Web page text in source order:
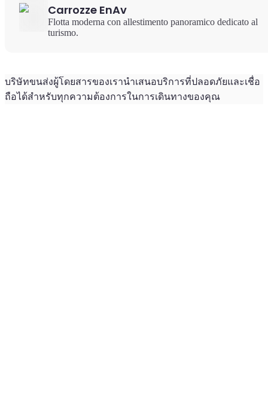
Carrozze EnAv
Flotta moderna con allestimento panoramico dedicato al
turismo.
บริษัทขนส่งผู้โดยสารของเรานำเสนอบริการที่ปลอดภัยและเชื่อ
ถือได้สำหรับทุกความต้องการในการเดินทางของคุณ